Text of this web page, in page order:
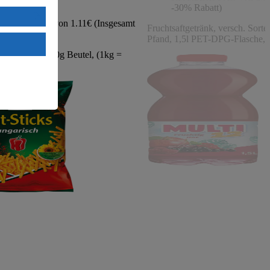
Preis von 1.11€ (Insgesamt
Rabatt)
75/80/100g Beutel, (1kg =
-30% Rabatt)
Fruchtsaftgetränk, versch.
Pfand, 1,5l PET-DPG-Flasche,
DSGVO
mit
das